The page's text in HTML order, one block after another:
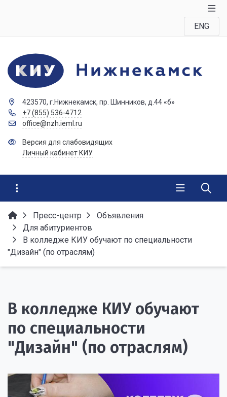
ENG
423570, г.Нижнекамск, пр. Шинников, д.44 «б»
+7 (855) 536-4712
office@nzh.ieml.ru
Версия для слабовидящих
Личный кабинет КИУ
Пресс-центр
Объявления
Для абитуриентов
В колледже КИУ обучают по специальности
"Дизайн" (по отраслям)
В колледже КИУ обучают
по специальности
"Дизайн" (по отраслям)